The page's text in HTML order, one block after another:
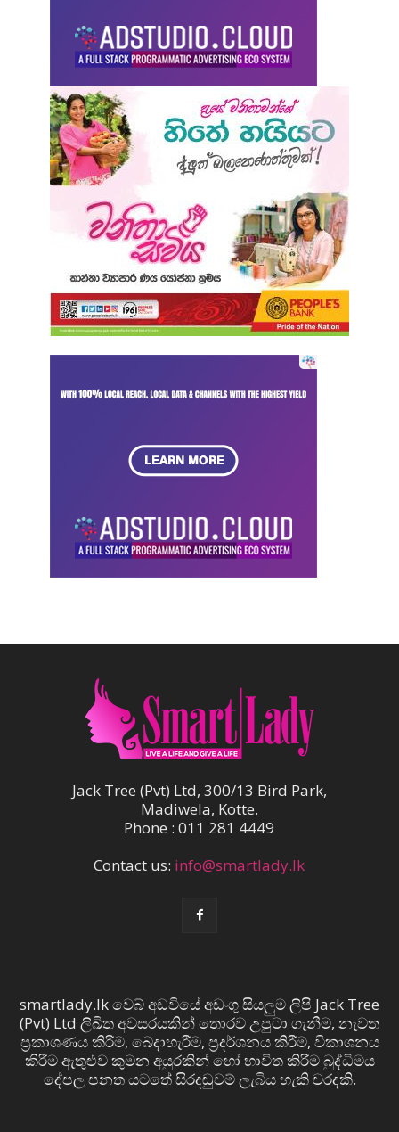
Jack Tree (Pvt) Ltd, 300/13 Bird Park,
Madiwela, Kotte.
Phone : 011 281 4449
Contact us: info@smartlady.lk
smartlady.lk වෙබ් අඩවියේ අඩංගු සියලුම ලිපි Jack Tree
(Pvt) Ltd ලිඛිත අවසරයකින් තොරව උපුටා ගැනීම, නැවත
ප්‍රකාශණය කිරීම, බෙදාහැරීම, ප්‍රදර්ශනය කිරීම, විකාශනය
කිරීම ඇතුළුව කුමන අයුරකින් හෝ භාවිත කිරීම බුද්ධිමය
දේපල පනත යටතේ සිරදඬුවම් ලැබිය හැකි වරදකි.